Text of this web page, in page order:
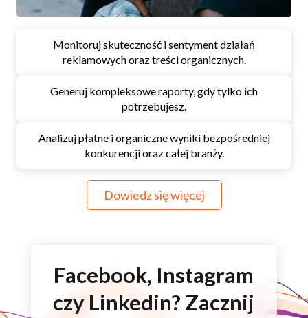
Monitoruj skuteczność i sentyment działań
reklamowych oraz treści organicznych.
Generuj kompleksowe raporty, gdy tylko ich
potrzebujesz.
Analizuj płatne i organiczne wyniki bezpośredniej
konkurencji oraz całej branży.
Dowiedz się więcej
Facebook, Instagram
czy Linkedin? Zacznij